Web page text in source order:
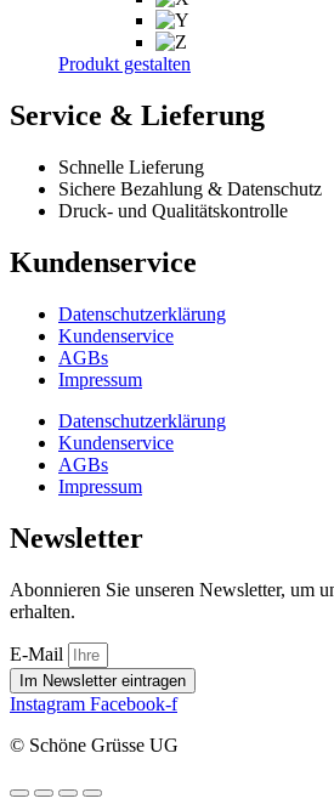
Produkt gestalten
Service & Lieferung
Schnelle Lieferung
Sichere Bezahlung & Datenschutz
Druck- und Qualitätskontrolle
Kundenservice
Datenschutzerklärung
Kundenservice
AGBs
Impressum
Datenschutzerklärung
Kundenservice
AGBs
Impressum
Newsletter
Abonnieren Sie unseren Newsletter, um
erhalten.
E-Mail
Im Newsletter eintragen
Instagram Facebook-f
© Schöne Grüsse UG